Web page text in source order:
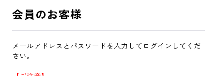
会員のお客様
メールアドレスとパスワードを入力してログインしてくだ
さい。